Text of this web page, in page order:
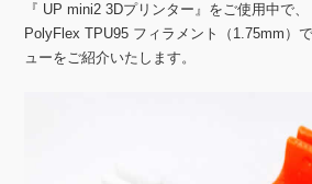
『 UP mini2 3Dプリンター』をご使用中で
PolyFlex TPU95 フィラメント（1.75mm）
ューをご紹介いたします。